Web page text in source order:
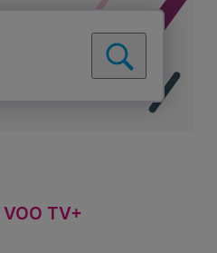
TV+